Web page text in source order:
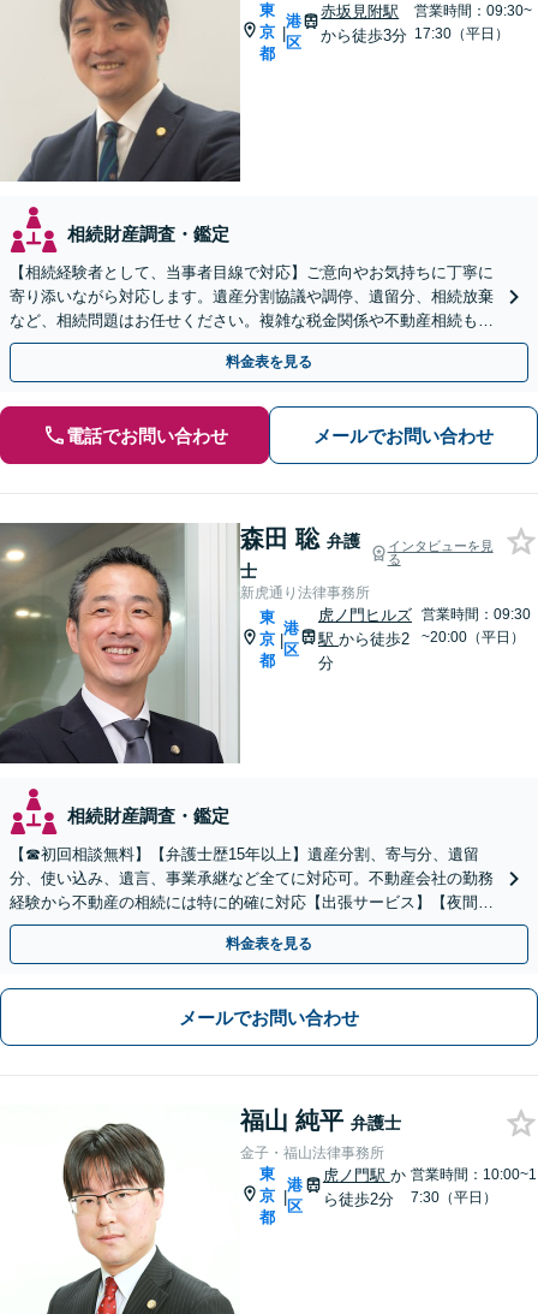
東
京
都
|
港
区
赤坂見附駅
から徒歩3分
営業時間：09:30~
17:30（平日）
相続財産調査・鑑定
【相続経験者として、当事者目線で対応】ご意向やお気持ちに丁寧に
寄り添いながら対応します。遺産分割協議や調停、遺留分、相続放棄
など、相続問題はお任せください。複雑な税金関係や不動産相続も承
ります。遺言書作成など生前対策にも注力【赤坂見附3分】
料金表を見る
電話でお問い合わせ メールでお問い合わせ
森田 聡 弁護
士
インタビューを見
る
新虎通り法律事務所
東
京
都
|
港
区
虎ノ門ヒルズ
駅 から徒歩2
分
営業時間：09:30
~20:00（平日）
相続財産調査・鑑定
【☎︎初回相談無料】【弁護士歴15年以上】遺産分割、寄与分、遺留
分、使い込み、遺言、事業承継など全てに対応可。不動産会社の勤務
経験から不動産の相続には特に的確に対応【出張サービス】【夜間・
休日面談】【内幸町駅4分・虎ノ門駅5分・新橋駅7分】
料金表を見る
メールでお問い合わせ
福山 純平 弁護士
金子・福山法律事務所
東
京
都
|
港
区
虎ノ門駅 か
ら徒歩2分
営業時間：10:00~1
7:30（平日）